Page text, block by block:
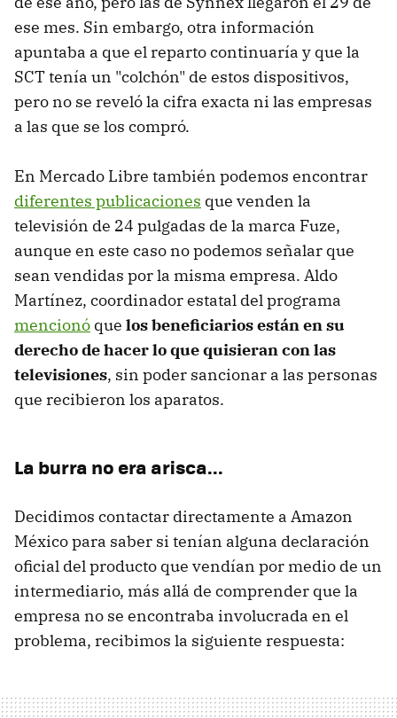
ese mes. Sin embargo, otra información
apuntaba a que el reparto continuaría y que la
SCT tenía un "colchón" de estos dispositivos,
pero no se reveló la cifra exacta ni las empresas
a las que se los compró.
En Mercado Libre también podemos encontrar
diferentes publicaciones que venden la
televisión de 24 pulgadas de la marca Fuze,
aunque en este caso no podemos señalar que
sean vendidas por la misma empresa. Aldo
Martínez, coordinador estatal del programa
mencionó que los beneficiarios están en su
derecho de hacer lo que quisieran con las
televisiones, sin poder sancionar a las personas
que recibieron los aparatos.
La burra no era arisca...
Decidimos contactar directamente a Amazon
México para saber si tenían alguna declaración
oficial del producto que vendían por medio de un
intermediario, más allá de comprender que la
empresa no se encontraba involucrada en el
problema, recibimos la siguiente respuesta: